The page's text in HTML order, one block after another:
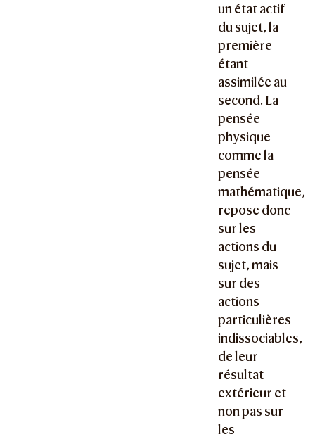
un état actif
du sujet, la
première
étant
assimilée au
second. La
pensée
physique
comme la
pensée
mathématique,
repose donc
sur les
actions du
sujet, mais
sur des
actions
particulières
indissociables,
de leur
résultat
extérieur et
non pas sur
les